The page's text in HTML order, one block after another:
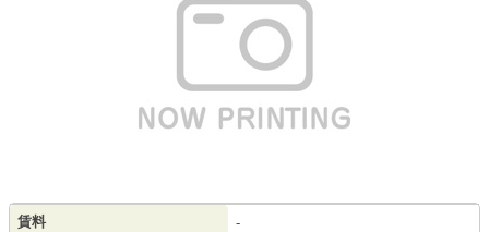
賃料 -